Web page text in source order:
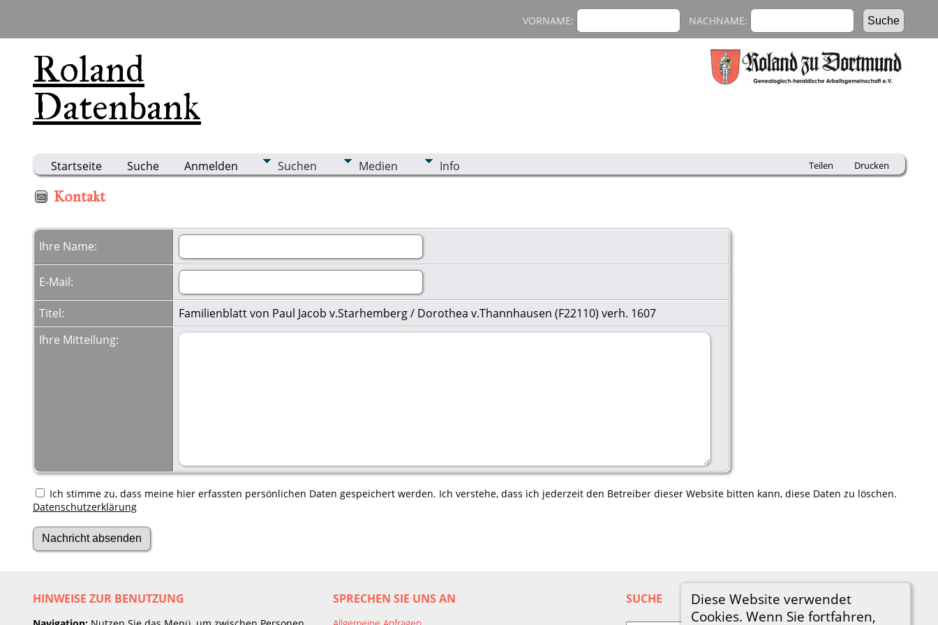
Roland
Datenbank
VORNAME: NACHNAME:
Startseite Suche Anmelden Suchen Medien Info Teilen Drucken
Diese Website verwendet
Cookies. Wenn Sie fortfahren,
Kontakt
Ihre Name:
E-Mail:
Titel:
Familienblatt von Paul Jacob v.Starhemberg / Dorothea v.Thannhausen (F22110) verh. 1607
Ihre Mitteilung:
Ich stimme zu, dass meine hier erfassten persönlichen Daten gespeichert werden. Ich verstehe, dass ich jederzeit den Betreiber dieser Website bitten kann, diese Daten zu löschen.
Datenschutzerklärung
HINWEISE ZUR BENUTZUNG SPRECHEN SIE UNS AN SUCHE